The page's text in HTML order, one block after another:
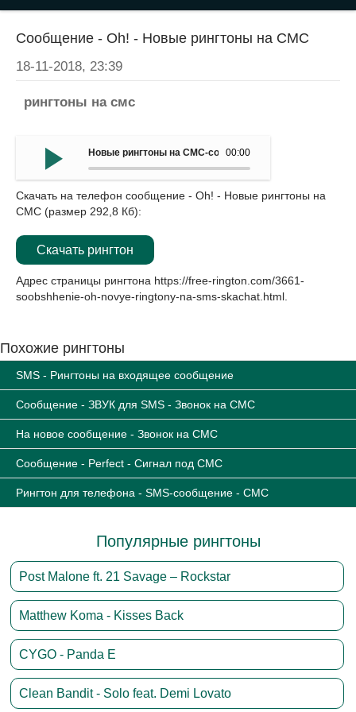
Сообщение - Oh! - Новые рингтоны на СМС
18-11-2018, 23:39
рингтоны на смс
00:00
Новые рингтоны на СМС-сообщение - Oh!
Скачать на телефон сообщение - Oh! - Новые рингтоны на
СМС (размер 292,8 Кб):
Скачать рингтон
Адрес страницы рингтона https://free-rington.com/3661-
soobshhenie-oh-novye-ringtony-na-sms-skachat.html
Похожие рингтоны
SMS - Рингтоны на входящее сообщение
Сообщение - ЗВУК для SMS - Звонок на СМС
На новое сообщение - Звонок на СМС
Сообщение - Perfect - Сигнал под СМС
Рингтон для телефона - SMS-сообщение - СМС
Популярные рингтоны
Post Malone ft. 21 Savage – Rockstar
Matthew Koma - Kisses Back
CYGO - Panda E
Clean Bandit - Solo feat. Demi Lovato